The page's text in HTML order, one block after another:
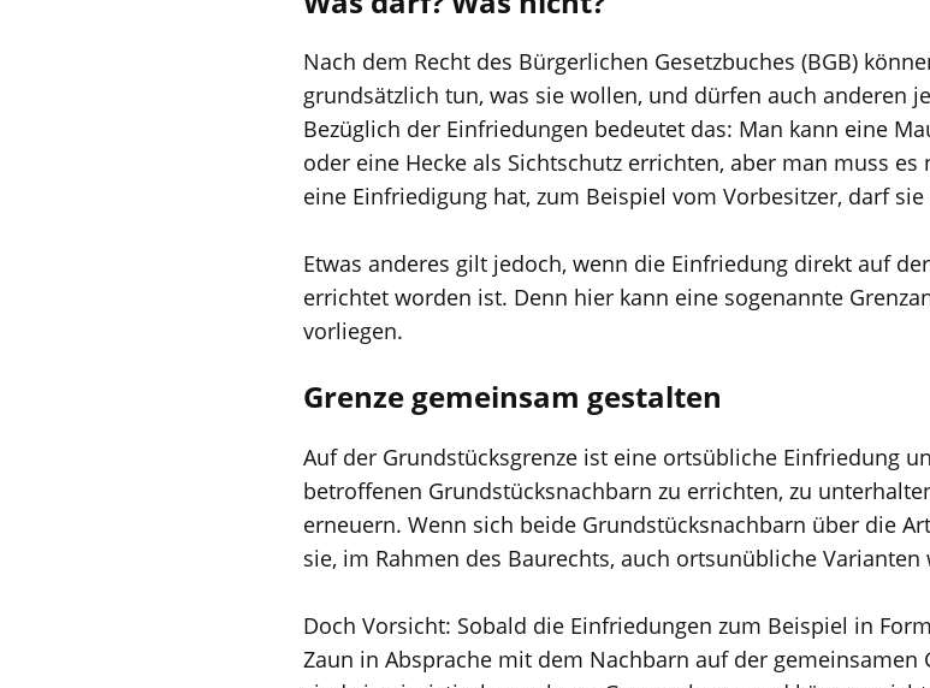
Nach dem Recht des Bürgerlichen Gesetzbuches (BGB)
grundsätzlich tun, was sie wollen, und dürfen auch anderen
Bezüglich der Einfriedungen bedeutet das: Man kann eine
oder eine Hecke als Sichtschutz errichten, aber man muss
eine Einfriedigung hat, zum Beispiel vom Vorbesitzer, darf
Etwas anderes gilt jedoch, wenn die Einfriedung direkt auf
errichtet worden ist. Denn hier kann eine sogenannte
vorliegen.
Grenze gemeinsam gestalten
Auf der Grundstücksgrenze ist eine ortsübliche Einfriedung
betroffenen Grundstücksnachbarn zu errichten, zu
erneuern. Wenn sich beide Grundstücksnachbarn über die
sie, im Rahmen des Baurechts, auch ortsunübliche Varianten
Doch Vorsicht: Sobald die Einfriedungen zum Beispiel in
Zaun in Absprache mit dem Nachbarn auf der gemeinsamen